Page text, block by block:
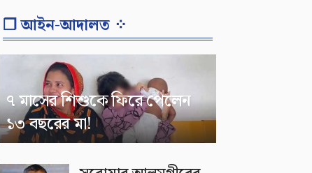
❐ আইন-আদালত ⁘
৭ মাসের শিশুকে ফিরে পেলেন
১৩ বছরের মা!